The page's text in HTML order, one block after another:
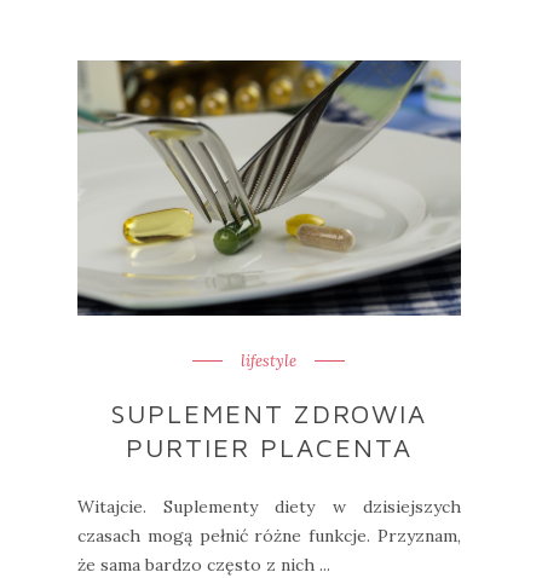
lifestyle
SUPLEMENT ZDROWIA
PURTIER PLACENTA
Witajcie. Suplementy diety w dzisiejszych
czasach mogą pełnić różne funkcje. Przyznam,
że sama bardzo często z nich ...